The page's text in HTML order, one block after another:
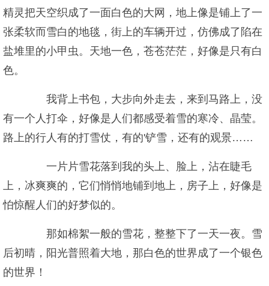
精灵把天空织成了一面白色的大网，地上像是铺上了一
张柔软而雪白的地毯，街上的车辆开过，仿佛成了陷在
盐堆里的小甲虫。天地一色，苍苍茫茫，好像是只有白
色。
我背上书包，大步向外走去，来到马路上，没
有一个人打伞，好像是人们都感受着雪的寒冷、晶莹。
路上的行人有的打雪仗，有的'铲雪，还有的观景……
一片片雪花落到我的头上、脸上，沾在睫毛
上，冰爽爽的，它们悄悄地铺到地上，房子上，好像是
怕惊醒人们的好梦似的。
那如棉絮一般的雪花，整整下了一天一夜。雪
后初晴，阳光普照着大地，那白色的世界成了一个银色
的世界！